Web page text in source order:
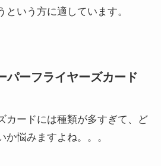
いう方に適しています。
パーフライヤーズカード
カードには種類が多すぎて、ど
悩みますよね。。。